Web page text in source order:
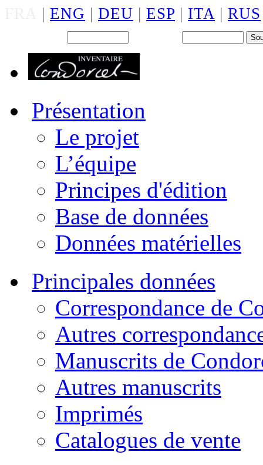
| ENG | DEU | ESP | ITA | RUS
Présentation
Le projet
L’équipe
Principes d'édition
Base de données
Données matérielles
Principales données
Correspondance de
Autres
Manuscrits de
Autres manuscrits
Imprimés
Catalogues de vente